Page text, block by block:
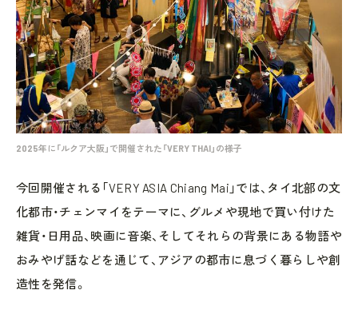
2025年に「ルクア大阪」で開催された「VERY THAI」の様子
今回開催される「VERY ASIA Chiang Mai」では、タイ北部の文
化都市・チェンマイをテーマに、グルメや現地で買い付けた
雑貨・日用品、映画に音楽、そしてそれらの背景にある物語や
おみやげ話などを通じて、アジアの都市に息づく暮らしや創
造性を発信。